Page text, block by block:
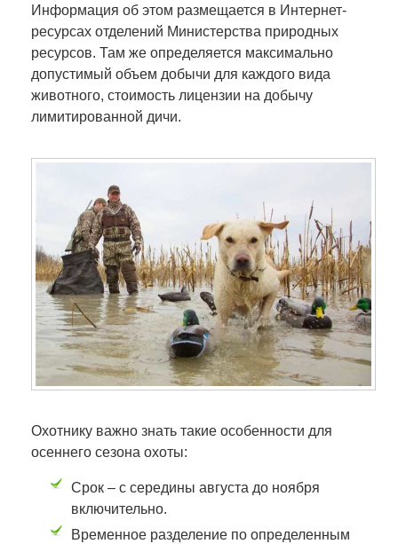
Информация об этом размещается в Интернет-
ресурсах отделений Министерства природных
ресурсов. Там же определяется максимально
допустимый объем добычи для каждого вида
животного, стоимость лицензии на добычу
лимитированной дичи.
Охотнику важно знать такие особенности для
осеннего сезона охоты:
Срок – с середины августа до ноября
включительно.
Временное разделение по определенным